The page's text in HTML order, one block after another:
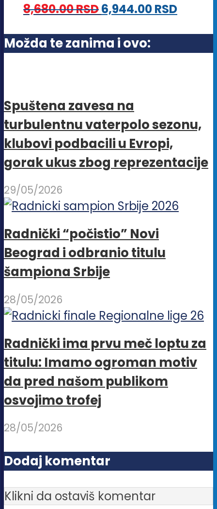
mogu
biti
izabrane
proizvoda.
8,680.00RSD6,944.00RSD
Možda te zanima i ovo:
Spuštena zavesa na
turbulentnu vaterpolo sezonu,
klubovi podbacili u Evropi,
gorak ukus zbog reprezentacije
29/05/2026
Radnički “počistio” Novi
Beograd i odbranio titulu
šampiona Srbije
28/05/2026
Radnički ima prvu meč loptu za
titulu: Imamo ogroman motiv
da pred našom publikom
osvojimo trofej
28/05/2026
Dodaj komentar
Klikni da ostaviš komentar